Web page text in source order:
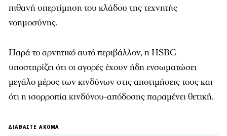
πιθανή υπερτίμηση του κλάδου της τεχνητής
νοημοσύνης.
Παρά το αρνητικό αυτό περιβάλλον, η HSBC
υποστηρίζει ότι οι αγορές έχουν ήδη ενσωματώσει
μεγάλο μέρος των κινδύνων στις αποτιμήσεις τους και
ότι η ισορροπία κινδύνου-απόδοσης παραμένει θετική.
ΔΙΑΒΑΣΤΕ ΑΚΟΜΑ